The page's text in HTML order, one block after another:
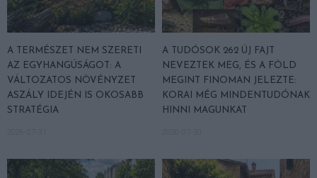
A TERMÉSZET NEM SZERETI
AZ EGYHANGÚSÁGOT: A
VÁLTOZATOS NÖVÉNYZET
ASZÁLY IDEJÉN IS OKOSABB
STRATÉGIA
A TUDÓSOK 262 ÚJ FAJT
NEVEZTEK MEG, ÉS A FÖLD
MEGINT FINOMAN JELEZTE:
KORAI MÉG MINDENTUDÓNAK
HINNI MAGUNKAT